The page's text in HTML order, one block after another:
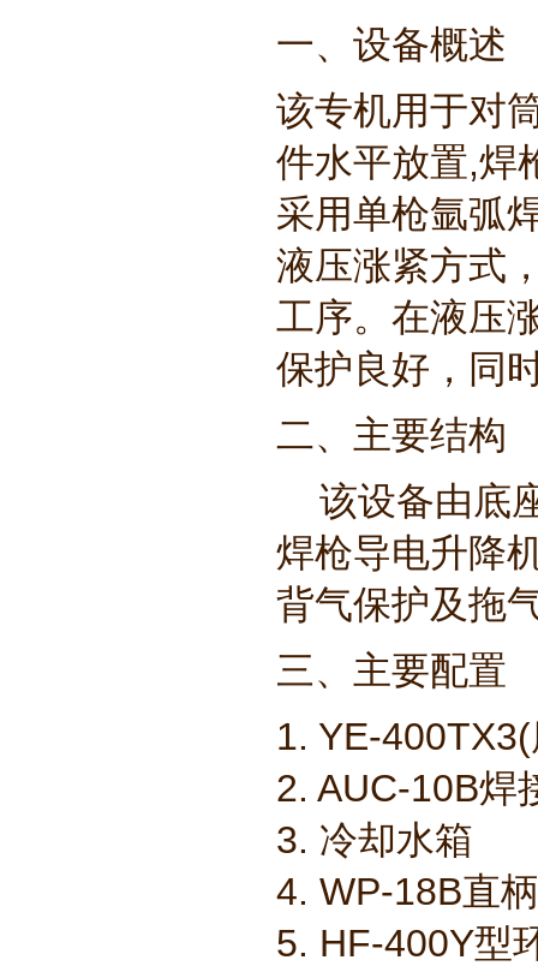
一、设备概述
该专机用于对
件水平放置,焊
采用单枪氩弧
液压涨紧方式
工序。在液压
保护良好，同
二、主要结构
该设备由底
焊枪导电升降
背气保护及拖
三、主要配置
1. YE-
2. AUC-
3. 冷却
4. WP-
5. HF-400Y